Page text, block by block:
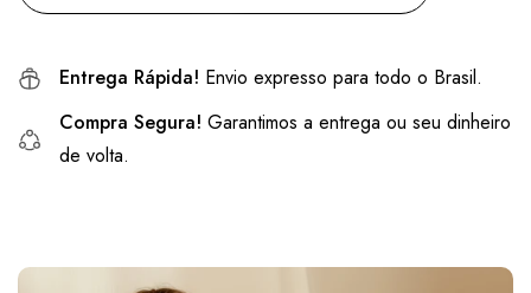
Entrega Rápida! Envio expresso para todo o Brasil.
Compra Segura! Garantimos a entrega ou seu dinheiro
de volta.